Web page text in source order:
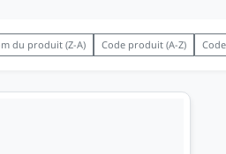
du produit (Z-A) Code produit (A-Z)